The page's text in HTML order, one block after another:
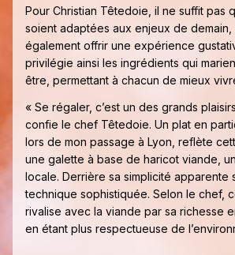
Pour Christian Têtedoie, il ne suffit pas
soient adaptées aux enjeux de
également offrir une expérience
privilégie ainsi les ingrédients qui
être, permettant à chacun de mieux
« Se régaler, c’est un des grands
confie le chef Têtedoie. Un plat en
lors de mon passage à Lyon, reflète
une galette à base de haricot viande,
locale. Derrière sa simplicité apparente
technique sophistiquée. Selon le chef,
rivalise avec la viande par sa richesse
en étant plus respectueuse de